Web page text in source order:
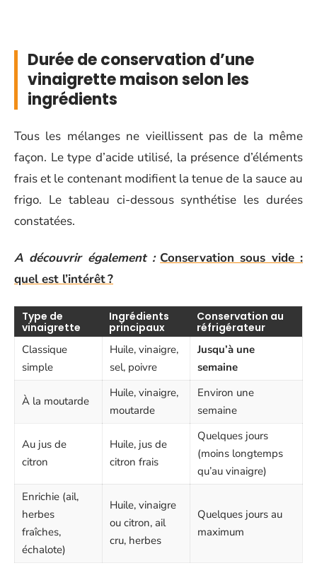
Durée de conservation d’une
vinaigrette maison selon les
ingrédients
Tous les mélanges ne vieillissent pas de la même
façon. Le type d’acide utilisé, la présence d’éléments
frais et le contenant modifient la tenue de la sauce au
frigo. Le tableau ci-dessous synthétise les durées
constatées.
A découvrir également : Conservation sous vide :
quel est l’intérêt ?
Type de
vinaigrette
Ingrédients
principaux
Conservation au
réfrigérateur
Classique
simple
Huile, vinaigre,
sel, poivre
Jusqu’à une
semaine
À la moutarde
Huile, vinaigre,
moutarde
Environ une
semaine
Au jus de
citron
Huile, jus de
citron frais
Quelques jours
(moins longtemps
qu’au vinaigre)
Enrichie (ail,
herbes
fraîches,
échalote)
Huile, vinaigre
ou citron, ail
cru, herbes
Quelques jours au
maximum